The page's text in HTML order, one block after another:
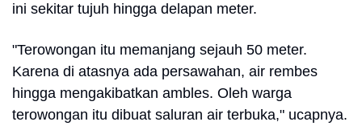
ini sekitar tujuh hingga delapan meter.
"Terowongan itu memanjang sejauh 50 meter.
Karena di atasnya ada persawahan, air rembes
hingga mengakibatkan ambles. Oleh warga
terowongan itu dibuat saluran air terbuka," ucapnya.